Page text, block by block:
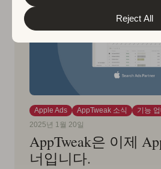
Reject All
Apple Ads AppTweak 소식
기능
2025년 1월 20일
AppTweak은 이제
너입니다.